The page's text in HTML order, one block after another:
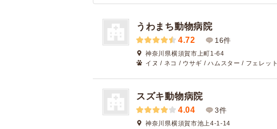
うわまち動物病院
4.72 16件
神奈川県横須賀市上町1-64
イヌ / ネコ / ウサギ / ハムスター / フェレット
スズキ動物病院
4.04 3件
神奈川県横須賀市池上4-1-14